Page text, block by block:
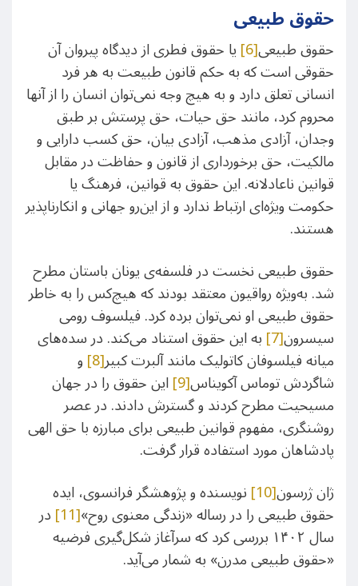
حقوق طبیعی
حقوق طبیعی[6] یا حقوق فطری از دیدگاه پیروان آن
حقوقی است که به حکم قانون طبیعت به هر فرد
انسانی تعلق دارد و به هیچ وجه نمی‌توان انسان را از آنها
محروم کرد، مانند حق حیات، حق پرستش بر طبق
وجدان، آزادی مذهب، آزادی بیان، حق کسب دارایی و
مالکیت، حق برخورداری از قانون و حفاظت در مقابل
قوانین ناعادلانه. این حقوق به قوانین، فرهنگ یا
حکومت ویژه‌ای ارتباط ندارد و از این‌رو جهانی و انکارناپذیر
هستند.
حقوق طبیعی نخست در فلسفه‌ی یونان باستان مطرح
شد. به‌ویژه رواقیون معتقد بودند که هیچ‌کس را به خاطر
حقوق طبیعی او نمی‌توان برده کرد. فیلسوف رومی
سیسرون[7] به این حقوق استناد می‌کند. در سده‌های
میانه فیلسوفان کاتولیک مانند آلبرت کبیر[8] و
شاگردش توماس آکویناس[9] این حقوق را در جهان
مسیحیت مطرح کردند و گسترش دادند. در عصر
روشنگری، مفهوم قوانین طبیعی برای مبارزه با حق الهی
پادشاهان مورد استفاده قرار گرفت.
ژان ژرسون[10] نویسنده و پژوهشگر فرانسوی، ایده
حقوق طبیعی را در رساله «زندگی معنوی روح»[11] در
سال ۱۴۰۲ بررسی کرد که سرآغاز شکل‌گیری فرضیه
«حقوق طبیعی مدرن» به شمار می‌آید.